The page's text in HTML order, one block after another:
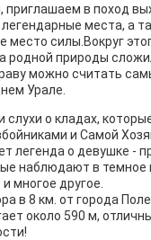
приглашаем в поход
места, а
место силы.Вокруг
родной природы
можно считать
Урале.
слухи о кладах,
и Самой
легенда о девушке -
наблюдают в темное
многое другое.
в 8 км. от города
около 590 м,